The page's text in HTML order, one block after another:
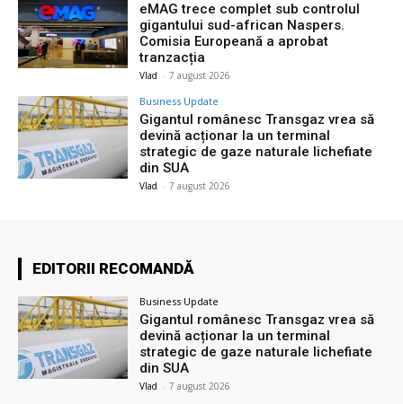
eMAG trece complet sub controlul
gigantului sud-african Naspers.
Comisia Europeană a aprobat
tranzacția
Vlad - 7 august 2026
Business Update
Gigantul românesc Transgaz vrea să
devină acționar la un terminal
strategic de gaze naturale lichefiate
din SUA
Vlad - 7 august 2026
EDITORII RECOMANDĂ
Business Update
Gigantul românesc Transgaz vrea să
devină acționar la un terminal
strategic de gaze naturale lichefiate
din SUA
Vlad - 7 august 2026